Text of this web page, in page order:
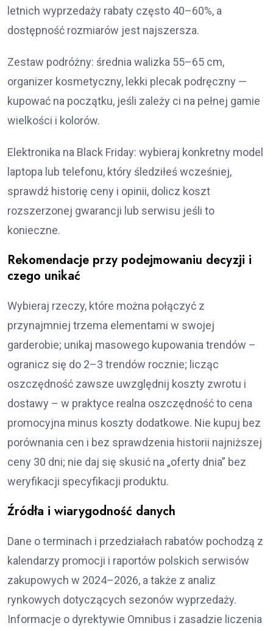
letnich wyprzedaży rabaty często 40–60%, a
dostępność rozmiarów jest najszersza.
Zestaw podróżny: średnia walizka 55–65 cm,
organizer kosmetyczny, lekki plecak podręczny —
kupować na początku, jeśli zależy ci na pełnej gamie
wielkości i kolorów.
Elektronika na Black Friday: wybieraj konkretny model
laptopa lub telefonu, który śledziłeś wcześniej,
sprawdź historię ceny i opinii, dolicz koszt
rozszerzonej gwarancji lub serwisu jeśli to
konieczne.
Rekomendacje przy podejmowaniu decyzji i
czego unikać
Wybieraj rzeczy, które można połączyć z
przynajmniej trzema elementami w swojej
garderobie; unikaj masowego kupowania trendów –
ogranicz się do 2–3 trendów rocznie; licząc
oszczędność zawsze uwzględnij koszty zwrotu i
dostawy – w praktyce realna oszczędność to cena
promocyjna minus koszty dodatkowe. Nie kupuj bez
porównania cen i bez sprawdzenia historii najniższej
ceny 30 dni; nie daj się skusić na „oferty dnia” bez
weryfikacji specyfikacji produktu.
Źródła i wiarygodność danych
Dane o terminach i przedziałach rabatów pochodzą z
kalendarzy promocji i raportów polskich serwisów
zakupowych w 2024–2026, a także z analiz
rynkowych dotyczących sezonów wyprzedaży.
Informacje o dyrektywie Omnibus i zasadzie liczenia